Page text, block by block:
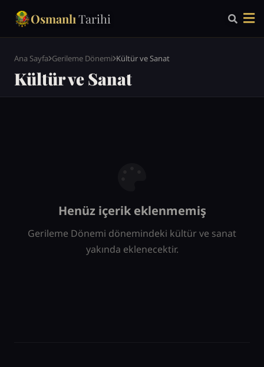
OsmanlıTarihi
Ana Sayfa Gerileme Dönemi Kültür ve Sanat
Kültür ve Sanat
Henüz içerik eklenmemiş
Gerileme Dönemi dönemindeki kültür ve sanat
yakında eklenecektir.